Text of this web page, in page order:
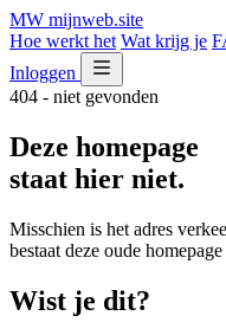
MW mijnweb.site
Hoe werkt het Wat krijg je
Inloggen
404 - niet gevonden
Deze homepage
staat hier niet.
Misschien is het adres
bestaat deze oude
Wist je dit?